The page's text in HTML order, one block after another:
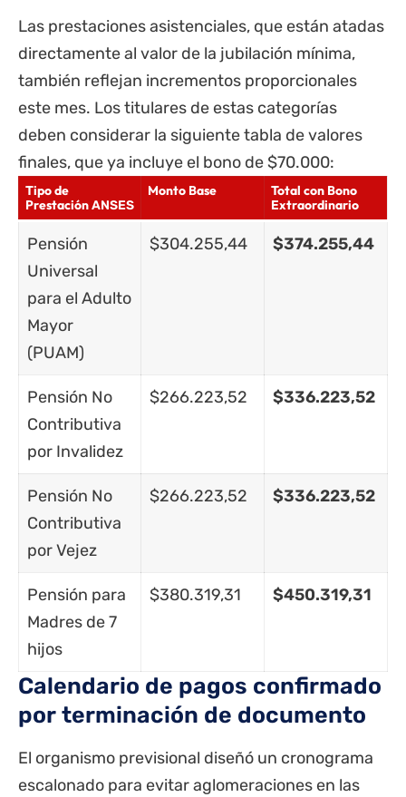
Las prestaciones asistenciales, que están atadas
directamente al valor de la jubilación mínima,
también reflejan incrementos proporcionales
este mes. Los titulares de estas categorías
deben considerar la siguiente tabla de valores
finales, que ya incluye el bono de $70.000:
Tipo de
PrestaciónANSES
Monto Base
Total con Bono
Extraordinario
Pensión
Universal
para el Adulto
Mayor
(PUAM)
$304.255,44 $374.255,44
Pensión No
Contributiva
por Invalidez
$266.223,52 $336.223,52
Pensión No
Contributiva
por Vejez
$266.223,52 $336.223,52
Pensión para
Madres de 7
hijos
$380.319,31 $450.319,31
Calendario de pagos confirmado
por terminación de documento
El organismo previsional diseñó un cronograma
escalonado para evitar aglomeraciones en las